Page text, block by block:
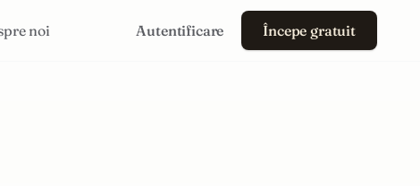
noi Autentificare Începe gratuit